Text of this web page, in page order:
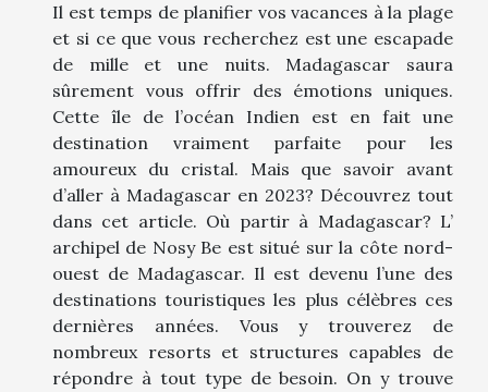
Il est temps de planifier vos vacances à la plage
et si ce que vous recherchez est une escapade
de mille et une nuits. Madagascar saura
sûrement vous offrir des émotions uniques.
Cette île de l’océan Indien est en fait une
destination vraiment parfaite pour les
amoureux du cristal. Mais que savoir avant
d’aller à Madagascar en 2023? Découvrez tout
dans cet article. Où partir à Madagascar? L’
archipel de Nosy Be est situé sur la côte nord-
ouest de Madagascar. Il est devenu l’une des
destinations touristiques les plus célèbres ces
dernières années. Vous y trouverez de
nombreux resorts et structures capables de
répondre à tout type de besoin. On y trouve